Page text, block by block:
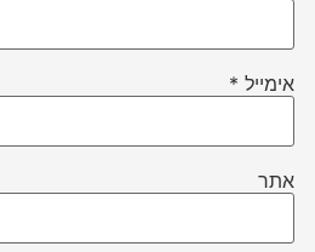
אימייל *
אתר